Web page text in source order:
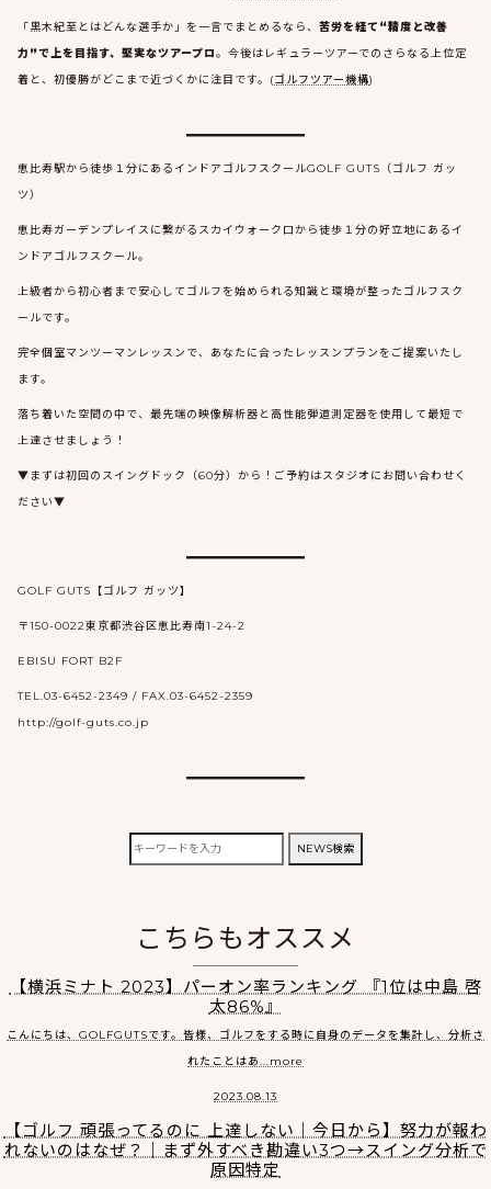
「黒木紀至とはどんな選手か」を一言でまとめるなら、 苦労を経て“精度と改善
力”で上を目指す、堅実なツアープロ。今後はレギュラーツアーでのさらなる上位定
着と、初優勝がどこまで近づくかに注目です。(ゴルフツアー機構)
恵比寿駅から徒歩１分にあるインドアゴルフスクールGOLF GUTS（ゴルフ ガッ
ツ）
恵比寿ガーデンプレイスに繋がるスカイウォーク口から徒歩１分の好立地にあるイ
ンドアゴルフスクール。
上級者から初心者まで安心してゴルフを始められる知識と環境が整ったゴルフスク
ールです。
完全個室マンツーマンレッスンで、あなたに合ったレッスンプランをご提案いたし
ます。
落ち着いた空間の中で、最先端の映像解析器と高性能弾道測定器を使用して最短で
上達させましょう！
▼まずは初回のスイングドック（60分）から！ご予約はスタジオにお問い合わせく
ださい▼
GOLF GUTS【ゴルフ ガッツ】
〒150-0022東京都渋谷区恵比寿南1-24-2
EBISU FORT B2F
TEL.03-6452-2349 / FAX.03-6452-2359
http://golf-guts.co.jp
検
索:
NEWS検索
こちらもオススメ
【横浜ミナト 2023】パーオン率ランキング 『1位は中島 啓
太86%』
こんにちは、GOLFGUTSです。皆様、ゴルフをする時に自身のデータを集計し、分析さ
れたことはあ...more
2023.08.13
【ゴルフ 頑張ってるのに 上達しない｜今日から】努力が報わ
れないのはなぜ？｜まず外すべき勘違い3つ→スイング分析で
原因特定